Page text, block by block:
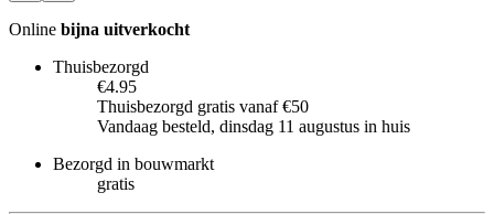
Online bijna uitverkocht
Thuisbezorgd
€4.95
Thuisbezorgd gratis vanaf €50
Vandaag besteld, dinsdag 11 augustus in huis
Bezorgd in bouwmarkt
gratis